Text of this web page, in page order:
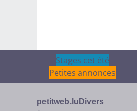
Stages cet été
Stages cet été
Petites annonces
petitweb.lu Divers